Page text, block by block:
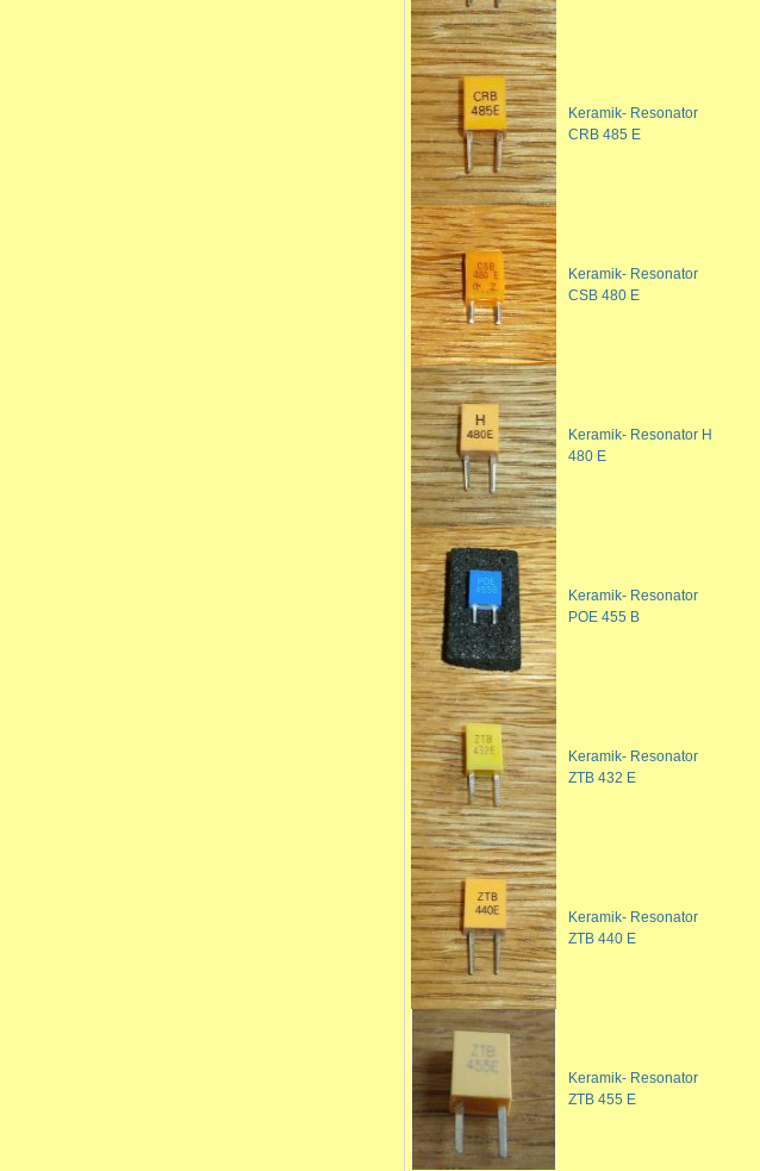
Keramik- Resonator
CRB 485 E
Keramik- Resonator
CSB 480 E
Keramik- Resonator H
480 E
Keramik- Resonator
POE 455 B
Keramik- Resonator
ZTB 432 E
Keramik- Resonator
ZTB 440 E
Keramik- Resonator
ZTB 455 E